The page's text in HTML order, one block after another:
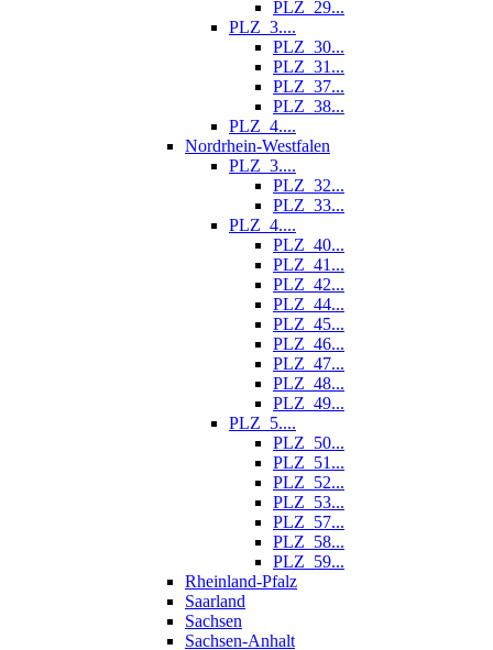
PLZ_29...
PLZ_3....
PLZ_30...
PLZ_31...
PLZ_37...
PLZ_38...
PLZ_4....
Nordrhein-Westfalen
PLZ_3....
PLZ_32...
PLZ_33...
PLZ_4....
PLZ_40...
PLZ_41...
PLZ_42...
PLZ_44...
PLZ_45...
PLZ_46...
PLZ_47...
PLZ_48...
PLZ_49...
PLZ_5....
PLZ_50...
PLZ_51...
PLZ_52...
PLZ_53...
PLZ_57...
PLZ_58...
PLZ_59...
Rheinland-Pfalz
Saarland
Sachsen
Sachsen-Anhalt